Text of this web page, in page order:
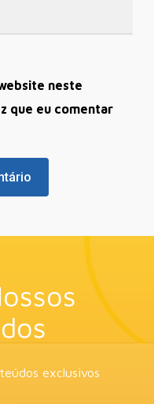
neste
que eu comentar
exclusivos